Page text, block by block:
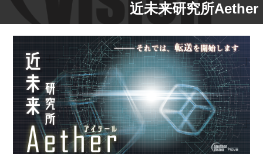
近未来研究所Aether